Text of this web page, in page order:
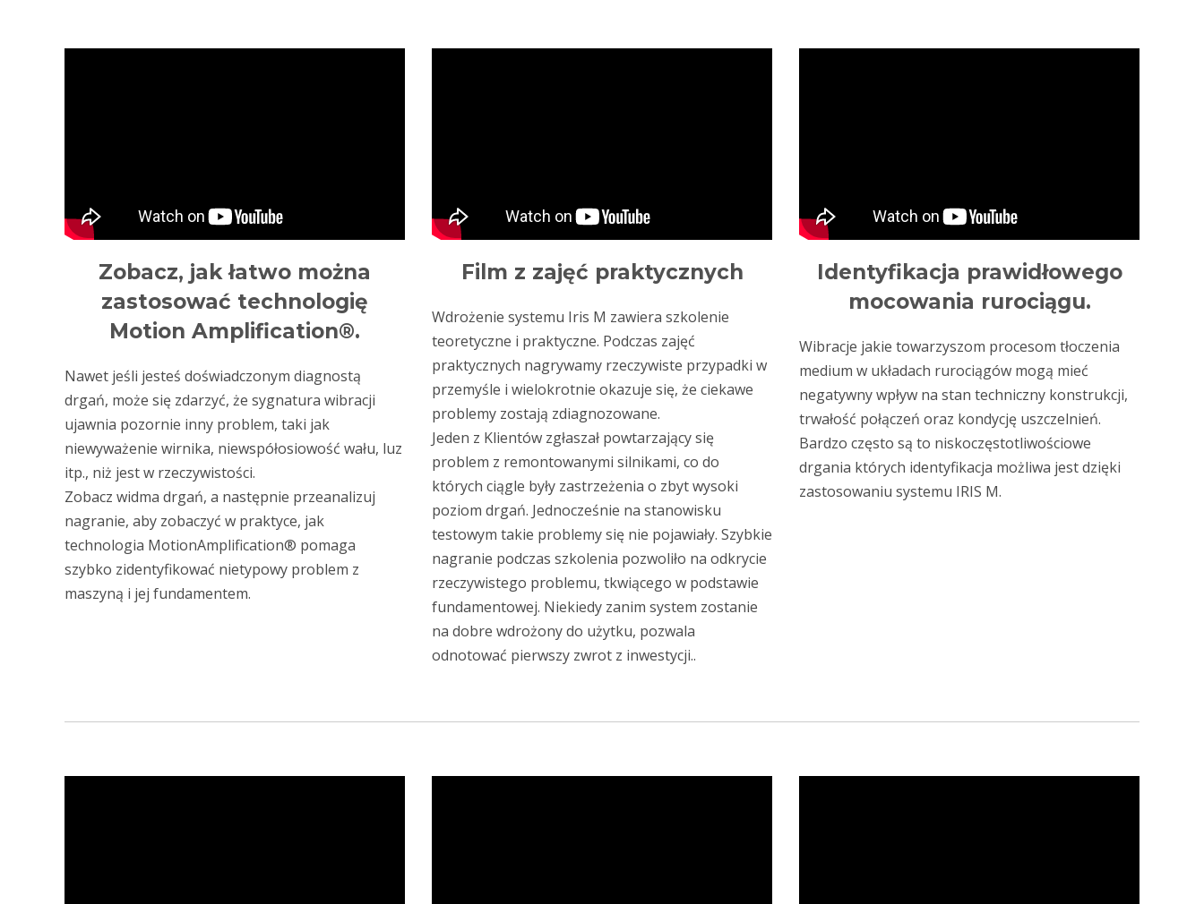
Zobacz, jak łatwo można
zastosować technologię
Motion Amplification®.
Nawet jeśli jesteś doświadczonym diagnostą
drgań, może się zdarzyć, że sygnatura wibracji
ujawnia pozornie inny problem, taki jak
niewyważenie wirnika, niewspółosiowość wału, luz
itp., niż jest w rzeczywistości.
Zobacz widma drgań, a następnie przeanalizuj
nagranie, aby zobaczyć w praktyce, jak
technologia MotionAmplification® pomaga
szybko zidentyfikować nietypowy problem z
maszyną i jej fundamentem.
Film z zajęć praktycznych
Wdrożenie systemu Iris M zawiera szkolenie
teoretyczne i praktyczne. Podczas zajęć
praktycznych nagrywamy rzeczywiste przypadki w
przemyśle i wielokrotnie okazuje się, że ciekawe
problemy zostają zdiagnozowane.
Jeden z Klientów zgłaszał powtarzający się
problem z remontowanymi silnikami, co do
których ciągle były zastrzeżenia o zbyt wysoki
poziom drgań. Jednocześnie na stanowisku
testowym takie problemy się nie pojawiały. Szybkie
nagranie podczas szkolenia pozwoliło na odkrycie
rzeczywistego problemu, tkwiącego w podstawie
fundamentowej. Niekiedy zanim system zostanie
na dobre wdrożony do użytku, pozwala
odnotować pierwszy zwrot z inwestycji..
Identyfikacja prawidłowego
mocowania rurociągu.
Wibracje jakie towarzyszom procesom tłoczenia
medium w układach rurociągów mogą mieć
negatywny wpływ na stan techniczny konstrukcji,
trwałość połączeń oraz kondycję uszczelnień.
Bardzo często są to niskoczęstotliwościowe
drgania których identyfikacja możliwa jest dzięki
zastosowaniu systemu IRIS M.